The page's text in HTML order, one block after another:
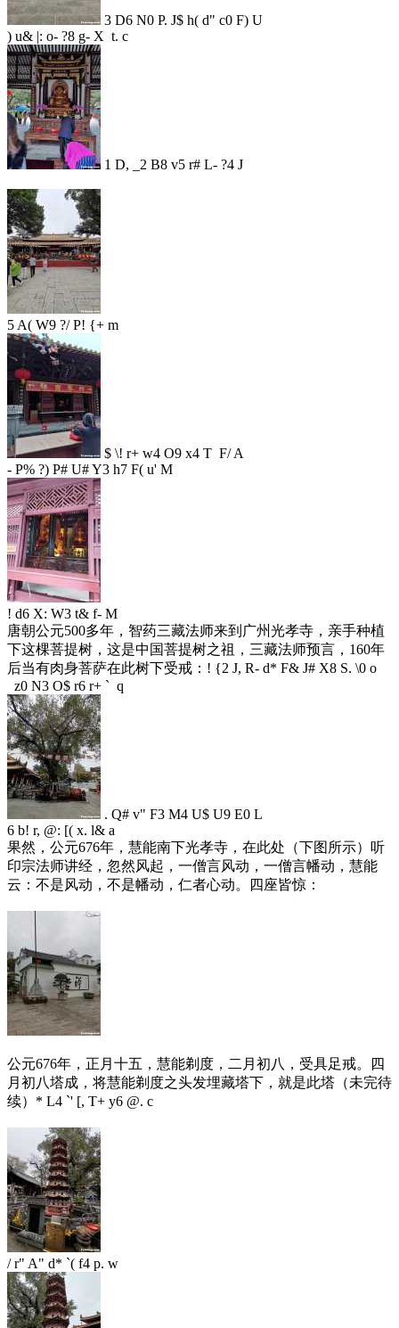
3 D6 N0 P. J$ h( d" c0 F) U
) u& |: o- ?8 g- X t. c
1 D, _2 B8 v5 r# L- ?4 J
5 A( W9 ?/ P! {+ m
$ \! r+ w4 O9 x4 T F/ A
- P% ?) P# U# Y3 h7 F( u' M
! d6 X: W3 t& f- M
唐朝公元500多年，智药三藏法师来到广州光孝寺，亲手种植
下这棵菩提树，这是中国菩提树之祖，三藏法师预言，160年
后当有肉身菩萨在此树下受戒： ! {2 J, R- d* F& J# X8 S. \0 o
z0 N3 O$ r6 r+ ` q
. Q# v" F3 M4 U$ U9 E0 L
6 b! r, @: [( x. l& a
果然，公元676年，慧能南下光孝寺，在此处（下图所示）听
印宗法师讲经，忽然风起，一僧言风动，一僧言幡动，慧能
云：不是风动，不是幡动，仁者心动。四座皆惊：
公元676年，正月十五，慧能剃度，二月初八，受具足戒。四
月初八塔成，将慧能剃度之头发埋藏塔下，就是此塔（未完待
续） * L4 `' [, T+ y6 @. c
/ r" A" d* `( f4 p. w